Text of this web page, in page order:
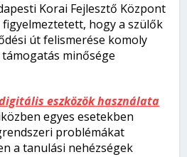
Korai Fejlesztő Központ
hogy a szülők
út felismerése komoly
minősége
eszközök használata
egyes esetekben
problémákat
a tanulási nehézségek